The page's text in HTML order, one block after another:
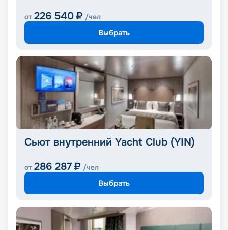
от 226 540 ₽ /чел
Выбрать
Сьют внутренний Yacht Club (YIN)
от 286 287 ₽ /чел
Выбрать